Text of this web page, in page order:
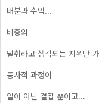
배분과 수익...
비중의
탈취라고 생각되는 지위만
동사적 과정이
일이 아닌 결집 뿐이고...